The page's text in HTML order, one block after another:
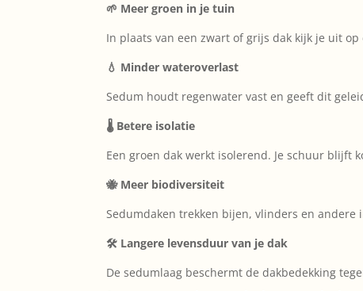
🌱 Meer groen in je tuin
In plaats van een zwart of grijs dak kijk je uit
💧 Minder wateroverlast
Sedum houdt regenwater vast en geeft dit
🌡️ Betere isolatie
Een groen dak werkt isolerend. Je schuur blijft
🐝 Meer biodiversiteit
Sedumdaken trekken bijen, vlinders en
🛠️ Langere levensduur van je dak
De sedumlaag beschermt de dakbedekking